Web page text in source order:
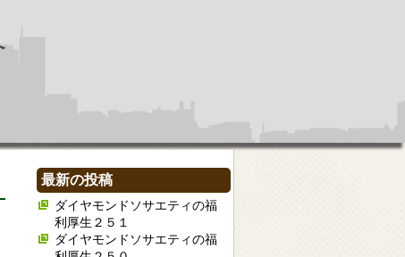
最新の投稿
ダイヤモンドソサエティの福
利厚生２５１
ダイヤモンドソサエティの福